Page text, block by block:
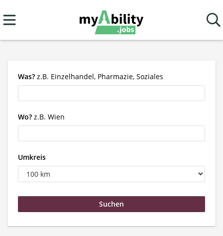
Was? z.B. Einzelhandel, Pharmazie, Soziales
Wo? z.B. Wien
Umkreis